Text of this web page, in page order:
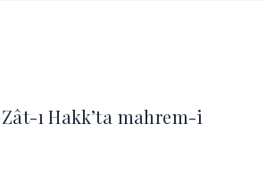
Zât-ı Hakk’ta mahrem-i